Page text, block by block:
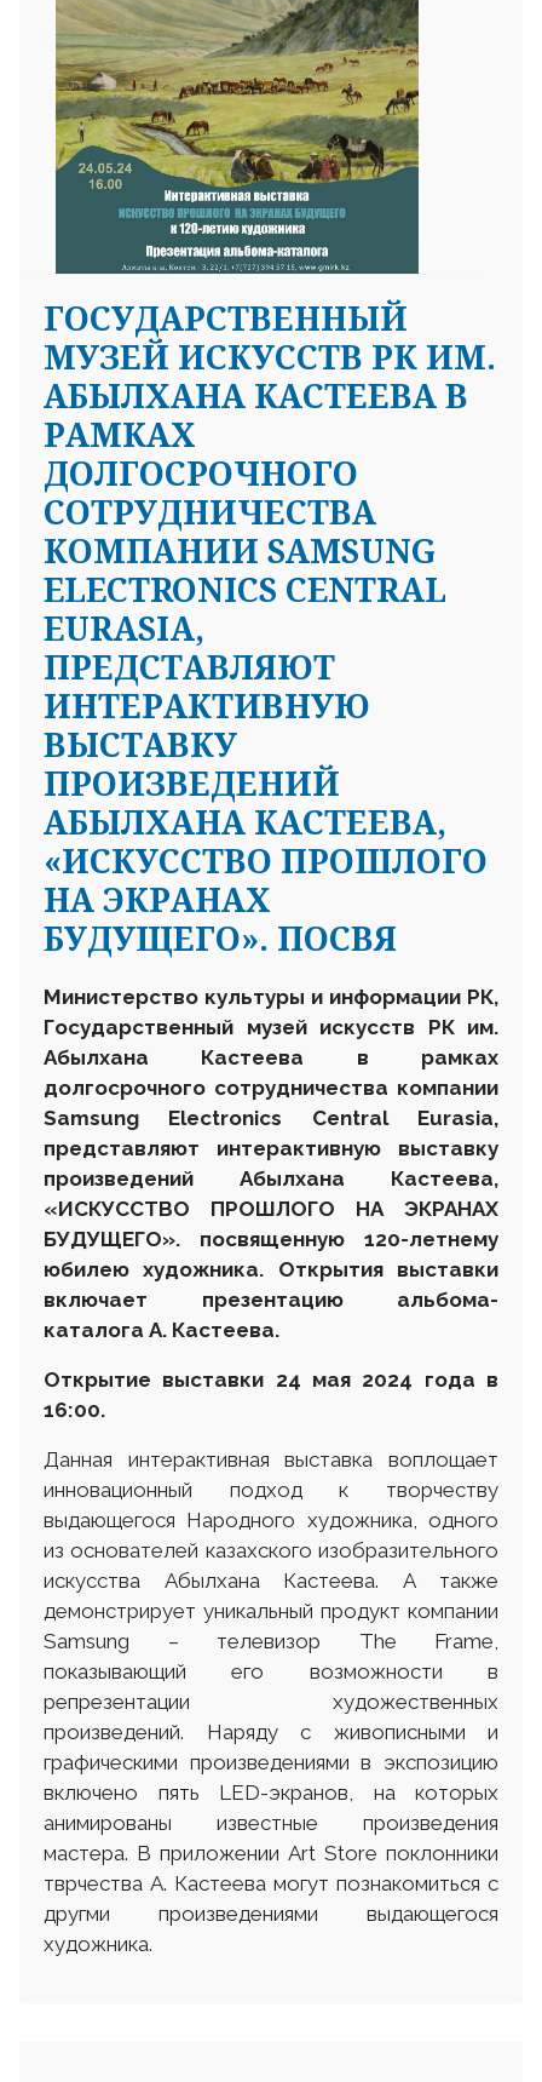
ГОСУДАРСТВЕННЫЙ
МУЗЕЙ ИСКУССТВ РК ИМ.
АБЫЛХАНА КАСТЕЕВА В
РАМКАХ
ДОЛГОСРОЧНОГО
СОТРУДНИЧЕСТВА
КОМПАНИИ SAMSUNG
ELECTRONICS CENTRAL
EURASIA,
ПРЕДСТАВЛЯЮТ
ИНТЕРАКТИВНУЮ
ВЫСТАВКУ
ПРОИЗВЕДЕНИЙ
АБЫЛХАНА КАСТЕЕВА,
«ИСКУССТВО ПРОШЛОГО
НА ЭКРАНАХ
БУДУЩЕГО». ПОСВЯ
Министерство культуры и информации РК,
Государственный музей искусств РК им.
Абылхана Кастеева в рамках
долгосрочного сотрудничества компании
Samsung Electronics Central Eurasia,
представляют интерактивную выставку
произведений Абылхана Кастеева,
«ИСКУССТВО ПРОШЛОГО НА ЭКРАНАХ
БУДУЩЕГО».
посвященную 120-летнему
юбилею художника. Открытия выставки
включает презентацию альбома-
каталога А. Кастеева.
Открытие выставки 24 мая 2024 года в
16:00.
Данная интерактивная выставка воплощает
инновационный подход к творчеству
выдающегося Народного художника, одного
из основателей казахского изобразительного
искусства Абылхана Кастеева. А также
демонстрирует уникальный продукт компании
Samsung – телевизор The Frame,
показывающий его возможности в
репрезентации художественных
произведений. Наряду с живописными и
графическими произведениями в экспозицию
включено пять LED-экранов, на которых
анимированы известные произведения
мастера. В приложении Art Store поклонники
тврчества А. Кастеева могут познакомиться с
другми произведениями выдающегося
художника.